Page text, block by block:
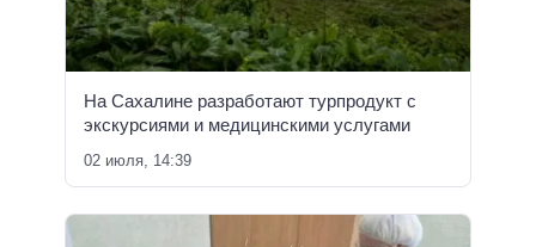
На Сахалине разработают турпродукт с
экскурсиями и медицинскими услугами
02 июля, 14:39